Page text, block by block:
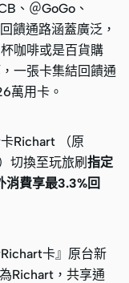
、＠GoGo、
饋通路涵蓋廣泛，
咖啡或是百貨購
一張卡集結回饋通
萬用卡。
Richart （原
切換至玩旅刷 指定
消費享最3.3%回
卡』原台新
Richart，共享通